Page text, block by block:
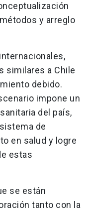
y arreglo
similares a Chile
debido.
impone un
del país,
de
en salud y logre
estas
se están
tanto con la